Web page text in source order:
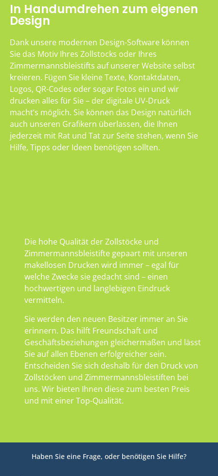
In Handumdrehen zum eigenen
Design
Dank unsere modernen Design-Software können
Sie das Motiv Ihres Zollstocks oder Ihres
Zimmermannsbleistifts auf unserer Website selbst
kreieren. Fügen Sie kleine Texte, Kontaktdaten,
Logos, QR-Codes oder sogar Fotos ein und wir
drucken alles für Sie – der digitale UV-Druck
macht’s möglich. Sie können das Design natürlich
auch unseren Grafikern überlassen, die Ihnen
jederzeit mit Rat und Tat zur Seite stehen, wenn Sie
Hilfe, Tipps oder Ideen benötigen sollten.
Die hohe Qualität der Zollstöcke und
Zimmermannsbleistifte gepaart mit unseren
makellosen Drucken wird immer – egal für
welche Zwecke sie gedacht sind – einen
hochwertigen und langlebigen Eindruck
vermitteln.
Sie werden den neuen Besitzer immer an Sie
erinnern. Das hilft Freundschaft und
Geschäftsbeziehungen gleichermaßen und lässt
Sie auf allen Ebenen erfolgreicher sein.
Entscheiden Sie sich deshalb für den Druck von
Zollstöcken und Zimmermannsbleistiften bei
uns. Wir bieten Ihnen diese zum besten Preis
und mit einer Top-Qualität.
Haben Sie eine Frage, oder benötigen Sie Hilfe?